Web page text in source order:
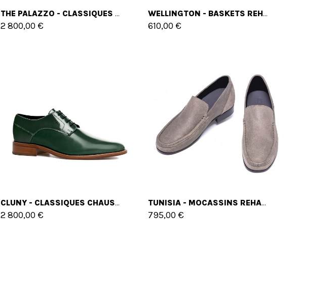
THE PALAZZO - CLASSIQUES CHAUSSURES REHAUSSANTES EN CUIR DE 6 CM À 8 CM EN PLUS
2 800,00 €
WELLINGTON - BASKETS REHAUSSANTES EN CUIR DE 6 CM À 10 CM EN PLUS
610,00 €
CLUNY - CLASSIQUES CHAUSSURES REHAUSSANTES EN CUIR DE 6 CM À 8 CM EN PLUS
2 800,00 €
TUNISIA - MOCASSINS REHAUSSANTS EN CUIR JUSQU'À 6 CM EN PLUS
795,00 €